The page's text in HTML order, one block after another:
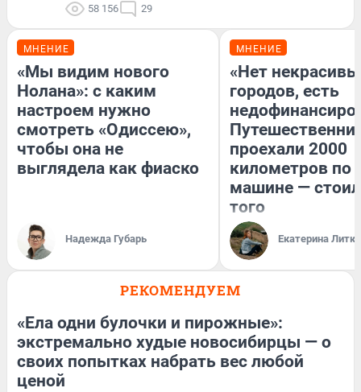
58 156 29
МНЕНИЕ
«Мы видим нового
Нолана»: с каким
настроем нужно
смотреть «Одиссею»,
чтобы она не
выглядела как фиаско
Надежда Губарь
МНЕНИЕ
«Нет
городов, есть
проехали 2000
километров по
машине —
того
Екатерина
РЕКОМЕНДУЕМ
«Ела одни булочки и пирожные»:
экстремально худые новосибирцы — о
своих попытках набрать вес любой
ценой